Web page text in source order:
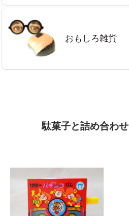
おもしろ雑貨
駄菓子と詰め合わ